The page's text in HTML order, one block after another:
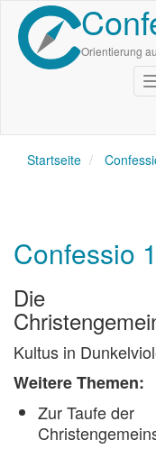
Direkt
zum
Inhalt
Orientierung
Startseite
Confessio
Die
Kultus in
Weitere Themen:
Zur Taufe der